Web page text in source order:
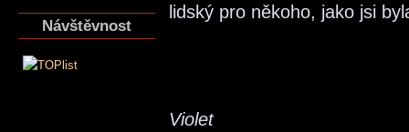
Návštěvnost
lidský pro někoho, jako jsi
Violet